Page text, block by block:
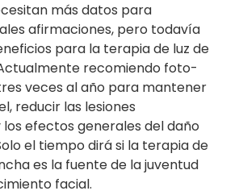
más datos para
afirmaciones, pero todavía
para la terapia de luz de
recomiendo foto-
veces al año para mantener
reducir las lesiones
efectos generales del daño
el tiempo dirá si la terapia de
es la fuente de la juventud
facial.